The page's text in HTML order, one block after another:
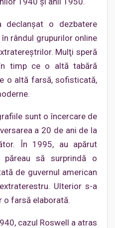
declanşat o dezbatere
rândul grupurilor online
Mulţi speră
timp ce o altă tabără
o altă farsă, sofisticată,
sunt o încercare de
a 20 de ani de la
În 1995, au apărut
să surprindă o
de guvernul american
Ulterior s-a
o farsă elaborată.
cazul Roswell a atras